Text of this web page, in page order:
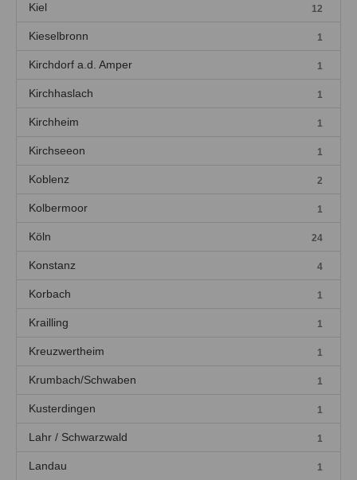
Kiel 12
Kieselbronn 1
Kirchdorf a.d. Amper 1
Kirchhaslach 1
Kirchheim 1
Kirchseeon 1
Koblenz 2
Kolbermoor 1
Köln 24
Konstanz 4
Korbach 1
Krailling 1
Kreuzwertheim 1
Krumbach/Schwaben 1
Kusterdingen 1
Lahr / Schwarzwald 1
Landau 1